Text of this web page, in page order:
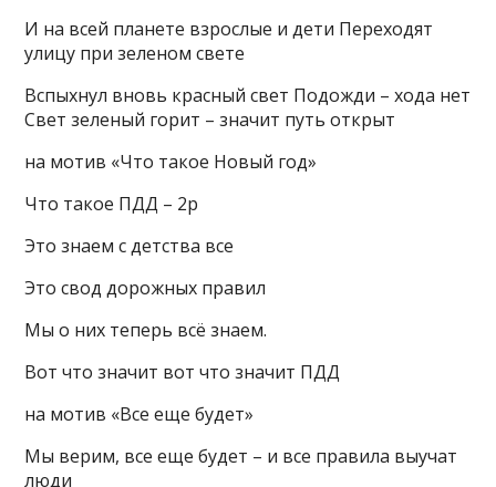
И на всей планете взрослые и дети Переходят
улицу при зеленом свете
Вспыхнул вновь красный свет Подожди – хода нет
Свет зеленый горит – значит путь открыт
на мотив «Что такое Новый год»
Что такое ПДД – 2р
Это знаем с детства все
Это свод дорожных правил
Мы о них теперь всё знаем.
Вот что значит вот что значит ПДД
на мотив «Все еще будет»
Мы верим, все еще будет – и все правила выучат
люди